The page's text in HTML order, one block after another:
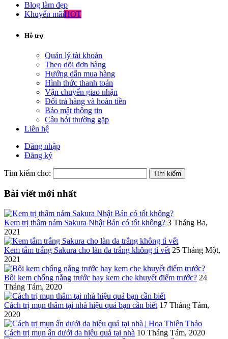
Blog làm đẹp
Khuyến mãiHOT
Hỗ trợ
Quản lý tài khoản
Theo dõi đơn hàng
Hướng dẫn mua hàng
Hình thức thanh toán
Vận chuyển giao nhận
Đổi trả hàng và hoàn tiền
Bảo mật thông tin
Câu hỏi thường gặp
Liên hệ
Đăng nhập
Đăng ký
Tìm kiếm cho:
Bài viết mới nhất
Kem trị thâm nám Sakura Nhật Bản có tốt không? 3 Tháng Ba,
2021
Kem tắm trắng Sakura cho làn da trắng không tì vết 25 Tháng Một,
2021
Bôi kem chống nắng trước hay kem che khuyết điểm trước? 24
Tháng Tám, 2020
Cách trị mụn thâm tại nhà hiệu quả bạn cần biết 17 Tháng Tám,
2020
Cách trị mụn ẩn dưới da hiệu quả tại nhà 10 Tháng Tám, 2020